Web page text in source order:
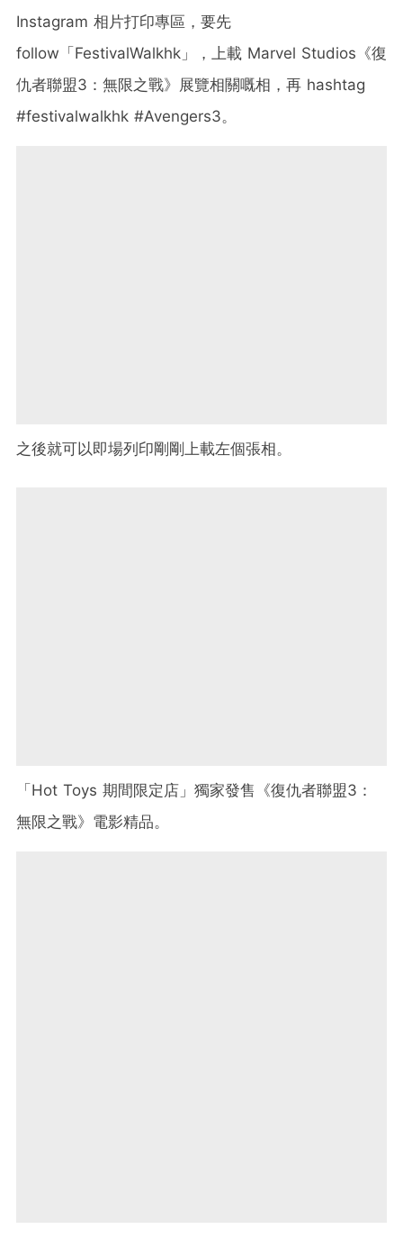
Instagram 相片打印專區，要先
follow「FestivalWalkhk」，上載 Marvel Studios《復
仇者聯盟3：無限之戰》展覽相關嘅相，再 hashtag
#festivalwalkhk #Avengers3。
之後就可以即場列印剛剛上載左個張相。
「Hot Toys 期間限定店」獨家發售《復仇者聯盟3：
無限之戰》電影精品。